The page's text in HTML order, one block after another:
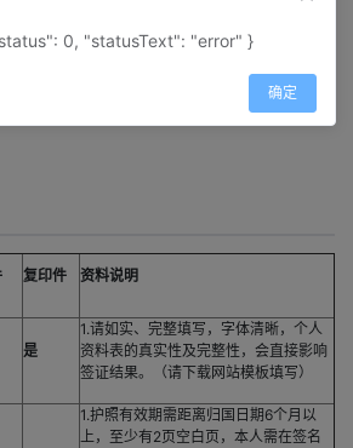
照后，我们将在第一时间通知签证申请人，按约
复印件 资料说明
是
1.请如实、完整填写，字体清晰，个人
资料表的真实性及完整性，会直接影响
签证结果。（请下载网站模板填写）
1.护照有效期需距离归国日期6个月以
上，至少有2页空白页，本人需在签名
0, "statusText": "error" }
确定